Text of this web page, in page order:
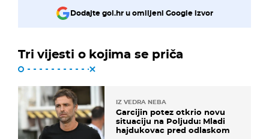
Dodajte gol.hr u omiljeni Google izvor
Tri vijesti o kojima se priča
IZ VEDRA NEBA
Garcijin potez otkrio novu
situaciju na Poljudu: Mladi
hajdukovac pred odlaskom